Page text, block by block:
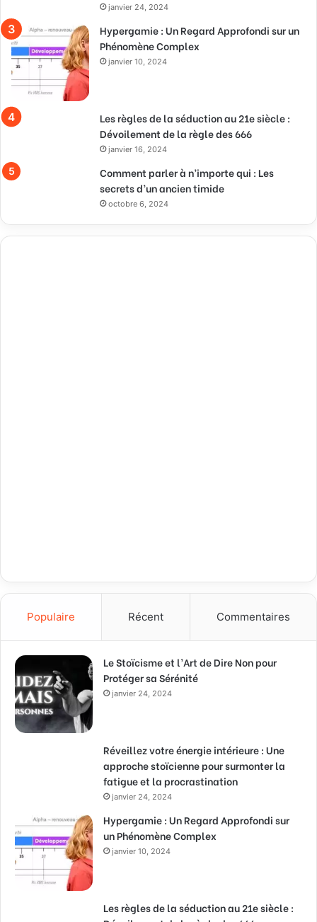
janvier 24, 2024
Hypergamie : Un Regard Approfondi sur un
Phénomène Complex
janvier 10, 2024
Les règles de la séduction au 21e siècle :
Dévoilement de la règle des 666
janvier 16, 2024
Comment parler à n’importe qui : Les
secrets d’un ancien timide
octobre 6, 2024
Populaire Récent Commentaires
Le Stoïcisme et l’Art de Dire Non pour
Protéger sa Sérénité
janvier 24, 2024
Réveillez votre énergie intérieure : Une
approche stoïcienne pour surmonter la
fatigue et la procrastination
janvier 24, 2024
Hypergamie : Un Regard Approfondi sur
un Phénomène Complex
janvier 10, 2024
Les règles de la séduction au 21e siècle :